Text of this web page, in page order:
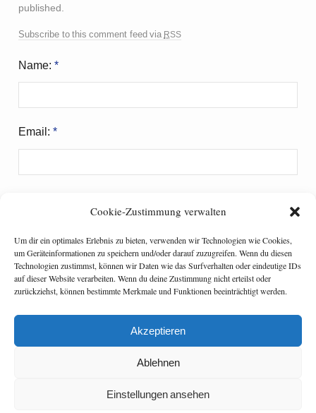
Cookie-Zustimmung verwalten
Um dir ein optimales Erlebnis zu bieten, verwenden wir Technologien wie Cookies,
um Geräteinformationen zu speichern und/oder darauf zuzugreifen. Wenn du diesen
Technologien zustimmst, können wir Daten wie das Surfverhalten oder eindeutige IDs
auf dieser Website verarbeiten. Wenn du deine Zustimmung nicht erteilst oder
zurückziehst, können bestimmte Merkmale und Funktionen beeinträchtigt werden.
Akzeptieren
Ablehnen
Einstellungen ansehen
published.
Subscribe to this comment feed via rss
Name:*
Email:*
Meinen Namen, meine E-Mail-Adresse und meine
Website in diesem Browser für die nächste